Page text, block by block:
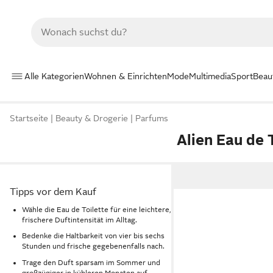
Alle KategorienWohnen & EinrichtenModeMultimediaSport
Startseite Beauty & Drogerie Parfums
Alien Eau de
Tipps vor dem Kauf
Wähle die Eau de Toilette für eine leichtere,
frischere Duftintensität im Alltag.
Bedenke die Haltbarkeit von vier bis sechs
Stunden und frische gegebenenfalls nach.
Trage den Duft sparsam im Sommer und